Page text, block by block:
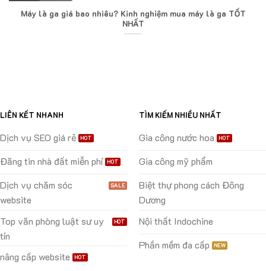
Máy là ga giá bao nhiêu? Kinh nghiệm mua máy là ga TỐT
NHẤT
LIÊN KẾT NHANH
Dịch vụ SEO giá rẻ
Đăng tin nhà đất miễn phí
Dịch vụ chăm sóc
website
Top văn phòng luật sư uy
tín
nâng cấp website
TÌM KIẾM NHIỀU NHẤT
Gia công nước hoa
Gia công mỹ phẩm
Biệt thự phong cách Đông
Dương
Nội thất Indochine
Phần mềm đa cấp